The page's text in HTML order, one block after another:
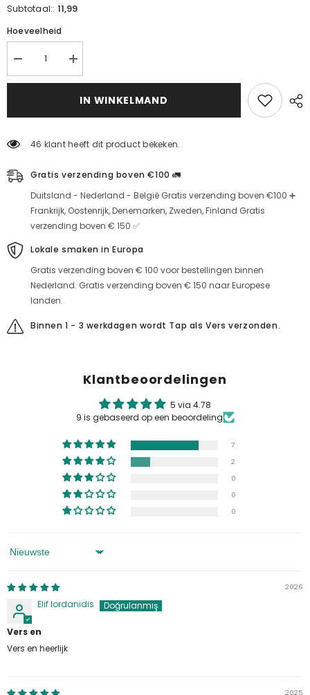
Subtotaal:: 11,99
Hoeveelheid
Verminder
de
hoeveelheid
moerbei
Verhoog
de
hoeveelheid
voor
zwarte
moerbei
IN WINKELMAND
46 klant heeft dit product bekeken.
Gratis verzending boven €100 🚛
Duitsland - Nederland - België Gratis verzending boven €100 ➕
Frankrijk, Oostenrijk, Denemarken, Zweden, Finland Gratis
verzending boven € 150 ✅
Lokale smaken in Europa
Gratis verzending boven € 100 voor bestellingen binnen
Nederland. Gratis verzending boven € 150 naar Europese
landen.
Binnen 1 - 3 werkdagen wordt Tap als Vers verzonden.
Klantbeoordelingen
5 via 4.78
9 is gebaseerd op een beoordeling
7
2
0
0
0
Sorteren Op
2026
Elif Iordanidis
Vers en
Vers en heerlijk
2025